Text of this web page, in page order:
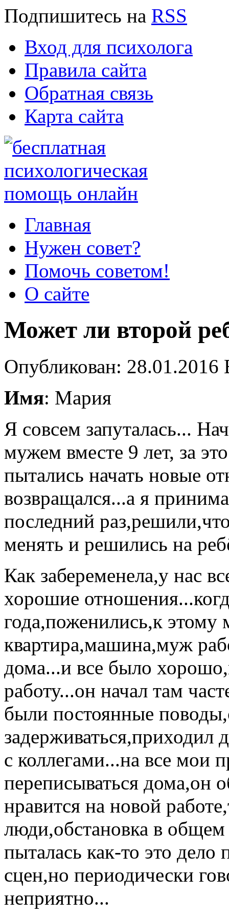
Подпишитесь на RSS
Вход для психолога
Правила сайта
Обратная связь
Карта сайта
Главная
Нужен совет?
Помочь советом!
О сайте
Может ли второй
Опубликован:
Имя: Мария
Я совсем запуталась...
мужем вместе 9 лет, за
пытались начать новые
возвращался...а я
последний
менять и решились на
Как забеременела,у нас
хорошие
года,поженились,к этому
квартира,машина,муж
дома...и все было
работу...он начал там
были постоянные
задерживаться,приходил
с коллегами...на все мои
переписываться дома,он
нравится на новой
люди,обстановка в общем
пыталась как-то это дело
сцен,но периодически
неприятно...